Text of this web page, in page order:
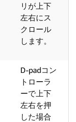
リが上下
左右にス
クロール
します。
D-padコン
トローラ
ーで上下
左右を押
した場合